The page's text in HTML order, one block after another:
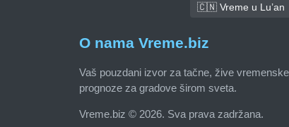
🇨🇳 Vreme u Lu’an
O nama Vreme.biz
Vaš pouzdani izvor za tačne, žive vremenske
prognoze za gradove širom sveta.
Vreme.biz © 2026. Sva prava zadržana.